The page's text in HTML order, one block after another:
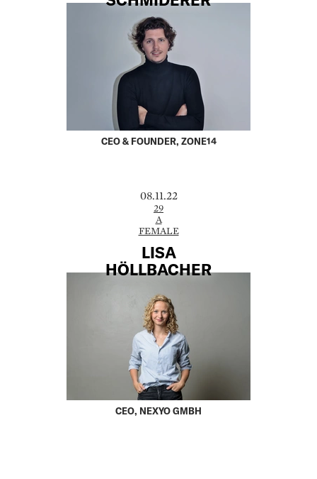
CEO & FOUNDER, ZONE14
08.11.22
29
A
FEMALE
LISA
HÖLLBACHER
CEO, NEXYO GMBH